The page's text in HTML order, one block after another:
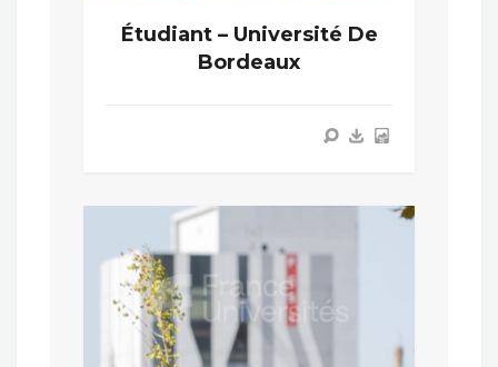
Étudiant – Université De
Bordeaux